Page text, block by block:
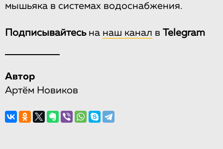
мышьяка в системах водоснабжения.
Подписывайтесьна наш канал в Telegram
Автор
Артём Новиков